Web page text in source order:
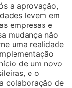
a aprovação,
levem em
empresas e
mudança não
uma realidade
de um novo
e o
colaboração de